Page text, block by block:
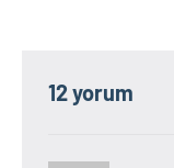
12 yorum